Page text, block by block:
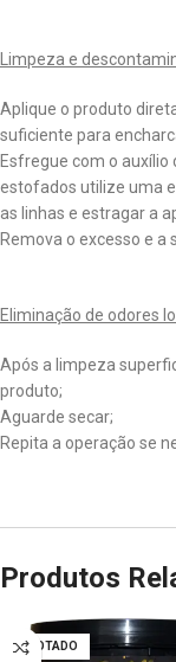
Limpeza e
Aplique o produto
suficiente para
Esfregue com o
estofados utilize uma
as linhas e estragar a
Remova o excesso e a
Eliminação de odores
Após a limpeza
produto;
Aguarde secar;
Repita a operação se
Produtos
ESGOTADO